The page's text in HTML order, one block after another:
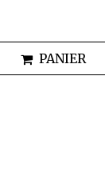
PANIER